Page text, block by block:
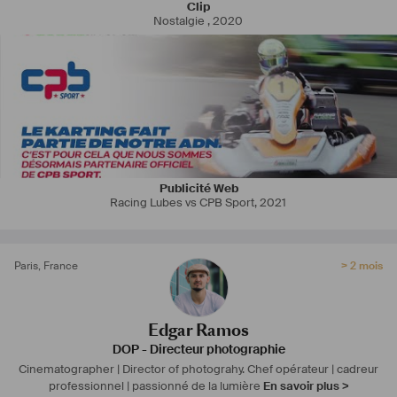
Clip
Nostalgie ,2020
Publicité Web
Racing Lubes vs CPB Sport,2021
Paris, France > 2 mois
Edgar Ramos
DOP - Directeur photographie
Cinematographer | Director of photograhy.Chef opérateur | cadreur
professionnel | passionné de la lumière En savoir plus >
"Une cloche". In december 2021, I will film as director of
photography, my first fiction feature film "Sur mon chemin" directed
by Thierry Obadia and actually I am writing "The last Panama" my
debut feature film developed by Xanadu Films.